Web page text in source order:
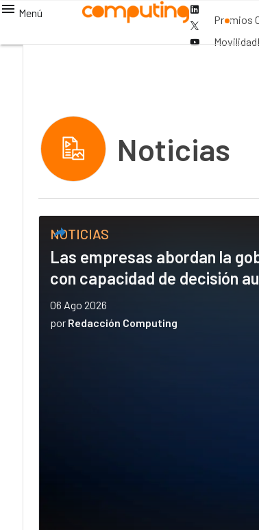
Menú
Twitter
Youtube-
Premios
Movilidad
Noticias
NOTICIAS
Las empresas abordan la
con capacidad de decisión
06 Ago 2026
por Redacción Computing